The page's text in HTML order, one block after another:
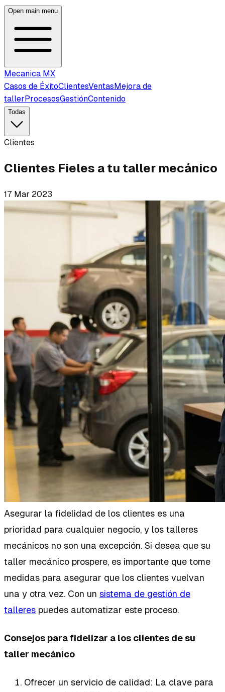
Open main menu
Mecanica MX
Casos de ÉxitoClientesVentasMejora de
tallerProcesosGestiónContenido
Todas
Clientes
Clientes Fieles a tu taller mecánico
17 Mar 2023
Asegurar la fidelidad de los clientes es una
prioridad para cualquier negocio, y los talleres
mecánicos no son una excepción. Si desea que su
taller mecánico prospere, es importante que tome
medidas para asegurar que los clientes vuelvan
una y otra vez. Con un sistema de gestión de
talleres puedes automatizar este proceso.
Consejos para fidelizar a los clientes de su
taller mecánico
Ofrecer un servicio de calidad: La clave para